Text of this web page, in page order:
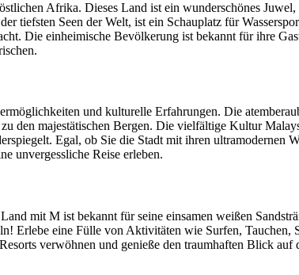
Afrika. Dieses Land ist ein wunderschönes
tiefsten Seen der Welt, ist ein Schauplatz für
Die einheimische Bevölkerung ist bekannt für ihre
und kulturelle Erfahrungen. Die
den majestätischen Bergen. Die vielfältige Kultur
Egal, ob Sie die Stadt mit ihren ultramodernen
unvergessliche Reise erleben.
mit M ist bekannt für seine einsamen weißen
Erlebe eine Fülle von Aktivitäten wie Surfen,
verwöhnen und genieße den traumhaften Blick